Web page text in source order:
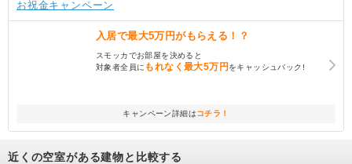
お祝金キャンペーン
入居で最大5万円がもらえる！？
スモッカでお部屋を決めると
対象者全員に もれなく最大5万円をキャッシュバック!
キャンペーン詳細はコチラ！
近くの空室がある建物と比較する